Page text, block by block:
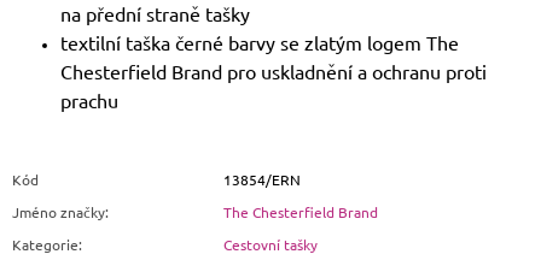
na přední straně tašky
textilní taška černé barvy se zlatým logem The
Chesterfield Brand pro uskladnění a ochranu proti
prachu
Kód
13854/ERN
Jméno značky:
The Chesterfield Brand
Kategorie:
Cestovní tašky